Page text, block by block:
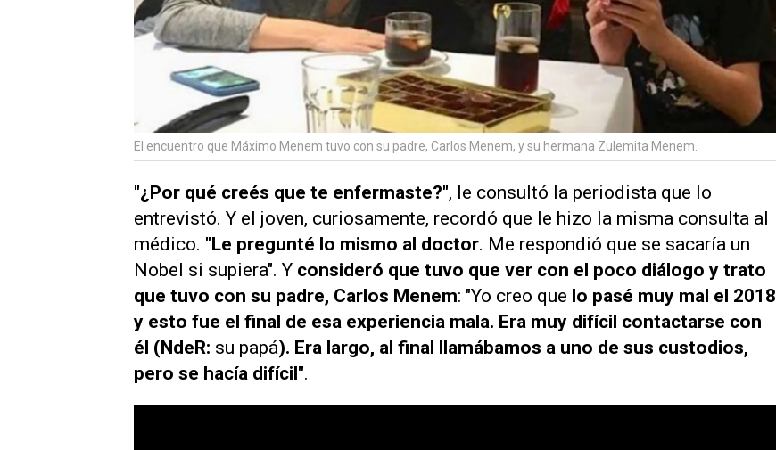
El encuentro que Máximo Menem tuvo con su padre, Carlos Menem, y su hermana Zulemita Menem.
"¿Por qué creés que te enfermaste?", le consultó la periodista que lo
entrevistó. Y el joven, curiosamente, recordó que le hizo la misma consulta al
médico. "Le pregunté lo mismo al doctor. Me respondió que se sacaría un
Nobel si supiera". Y consideró que tuvo que ver con el poco diálogo y trato
que tuvo con su padre, Carlos Menem: "Yo creo que lo pasé muy mal el 2018
y esto fue el final de esa experiencia mala. Era muy difícil contactarse con
él (NdeR: su papá). Era largo, al final llamábamos a uno de sus custodios,
pero se hacía difícil".